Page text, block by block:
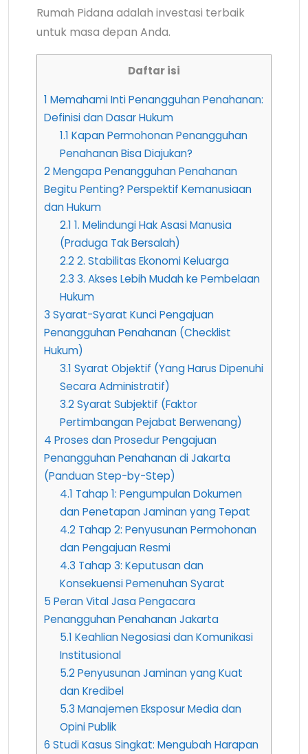
Rumah Pidana adalah investasi terbaik
untuk masa depan Anda.
Daftar isi
1 Memahami Inti Penangguhan Penahanan:
Definisi dan Dasar Hukum
1.1 Kapan Permohonan Penangguhan
Penahanan Bisa Diajukan?
2Mengapa Penangguhan Penahanan
Begitu Penting? Perspektif Kemanusiaan
dan Hukum
2.1 1. Melindungi Hak Asasi Manusia
(Praduga Tak Bersalah)
2.22. Stabilitas Ekonomi Keluarga
2.3 3. Akses Lebih Mudah ke Pembelaan
Hukum
3 Syarat-Syarat Kunci Pengajuan
Penangguhan Penahanan (Checklist
Hukum)
3.1 Syarat Objektif (Yang Harus Dipenuhi
Secara Administratif)
3.2Syarat Subjektif (Faktor
Pertimbangan Pejabat Berwenang)
4 Proses dan Prosedur Pengajuan
Penangguhan Penahanan di Jakarta
(Panduan Step-by-Step)
4.1 Tahap 1: Pengumpulan Dokumen
dan Penetapan Jaminan yang Tepat
4.2Tahap 2: Penyusunan Permohonan
dan Pengajuan Resmi
4.3 Tahap 3: Keputusan dan
Konsekuensi Pemenuhan Syarat
5 Peran Vital Jasa Pengacara
Penangguhan Penahanan Jakarta
5.1 Keahlian Negosiasi dan Komunikasi
Institusional
5.2Penyusunan Jaminan yang Kuat
dan Kredibel
5.3 Manajemen Eksposur Media dan
Opini Publik
6 Studi Kasus Singkat: Mengubah Harapan